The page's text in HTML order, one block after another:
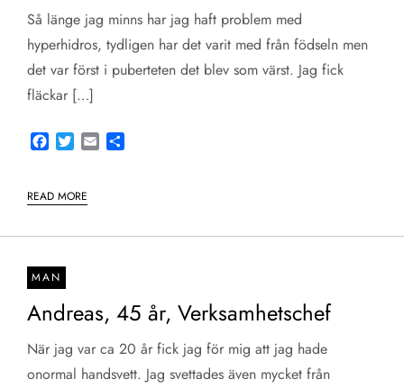
Så länge jag minns har jag haft problem med
hyperhidros, tydligen har det varit med från födseln men
det var först i puberteten det blev som värst. Jag fick
fläckar […]
Facebook
TwitterEmail
READ MORE
MAN
Andreas, 45 år, Verksamhetschef
När jag var ca 20 år fick jag för mig att jag hade
onormal handsvett. Jag svettades även mycket från